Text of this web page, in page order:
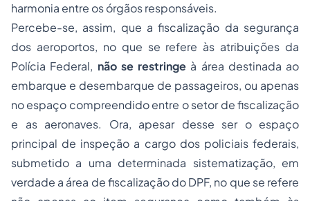
harmonia entre os órgãos responsáveis.
Percebe-se, assim, que a fiscalização da segurança
dos aeroportos, no que se refere às atribuições da
Polícia Federal, não se restringe à área destinada ao
embarque e desembarque de passageiros, ou apenas
no espaço compreendido entre o setor de fiscalização
e as aeronaves. Ora, apesar desse ser o espaço
principal de inspeção a cargo dos policiais federais,
submetido a uma determinada sistematização, em
verdade a área de fiscalização do DPF, no que se refere